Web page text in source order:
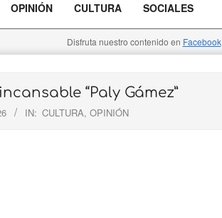
Caribe
OPINIÓN CULTURA SOCIALES
Disfruta nuestro contenido en Facebook
“Paly Gámez”
IN: CULTURA, OPINIÓN